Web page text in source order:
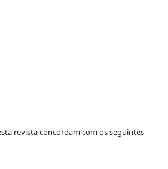
revista concordam com os seguintes